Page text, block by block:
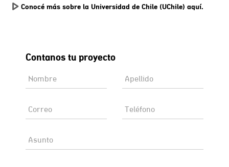
Conocé más sobre la Universidad de Chile (UChile) aquí.